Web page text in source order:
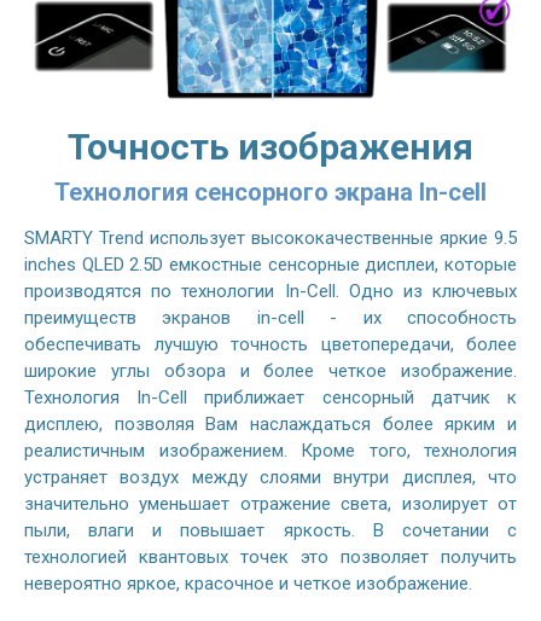
Точность изображения
Технология сенсорного экрана In-cell
SMARTY Trend использует высококачественные яркие 9.5
inches QLED 2.5D емкостные сенсорные дисплеи, которые
производятся по технологии In-Cell. Одно из ключевых
преимуществ экранов in-cell - их способность
обеспечивать лучшую точность цветопередачи, более
широкие углы обзора и более четкое изображение.
Технология In-Cell приближает сенсорный датчик к
дисплею, позволяя Вам наслаждаться более ярким и
реалистичным изображением. Кроме того, технология
устраняет воздух между слоями внутри дисплея, что
значительно уменьшает отражение света, изолирует от
пыли, влаги и повышает яркость. В сочетании с
технологией квантовых точек это позволяет получить
невероятно яркое, красочное и четкое изображение.